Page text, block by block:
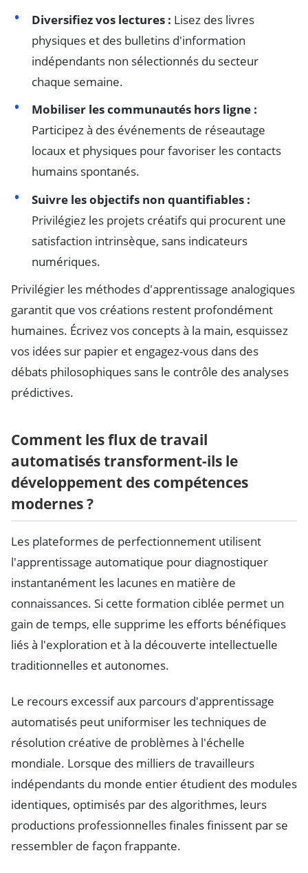
Diversifiez vos lectures : Lisez des livres
physiques et des bulletins d'information
indépendants non sélectionnés du secteur
chaque semaine.
Mobiliser les communautés hors ligne :
Participez à des événements de réseautage
locaux et physiques pour favoriser les contacts
humains spontanés.
Suivre les objectifs non quantifiables :
Privilégiez les projets créatifs qui procurent une
satisfaction intrinsèque, sans indicateurs
numériques.
Privilégier les méthodes d'apprentissage analogiques
garantit que vos créations restent profondément
humaines. Écrivez vos concepts à la main, esquissez
vos idées sur papier et engagez-vous dans des
débats philosophiques sans le contrôle des analyses
prédictives.
Comment les flux de travail
automatisés transforment-ils le
développement des compétences
modernes ?
Les plateformes de perfectionnement utilisent
l'apprentissage automatique pour diagnostiquer
instantanément les lacunes en matière de
connaissances. Si cette formation ciblée permet un
gain de temps, elle supprime les efforts bénéfiques
liés à l'exploration et à la découverte intellectuelle
traditionnelles et autonomes.
Le recours excessif aux parcours d'apprentissage
automatisés peut uniformiser les techniques de
résolution créative de problèmes à l'échelle
mondiale. Lorsque des milliers de travailleurs
indépendants du monde entier étudient des modules
identiques, optimisés par des algorithmes, leurs
productions professionnelles finales finissent par se
ressembler de façon frappante.